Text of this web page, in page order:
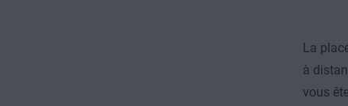
La
à
vous